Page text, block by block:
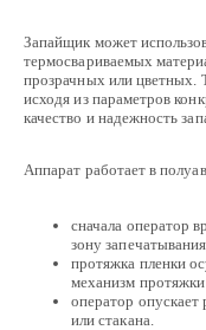
Запайщик может
термосвариваемых
прозрачных или цветных.
исходя из параметров
качество и надежность
Аппарат работает в
сначала оператор
зону
протяжка пленки
механизм протяжки
оператор опускает
или стакана.